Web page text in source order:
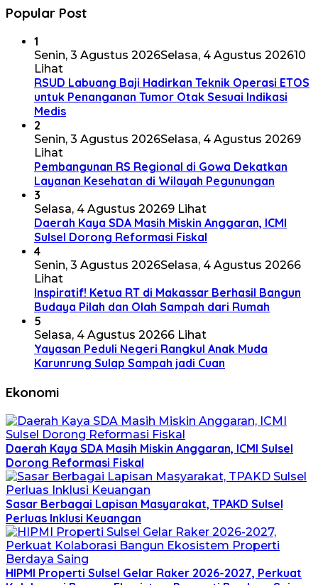
Popular Post
1
Senin, 3 Agustus 2026Selasa, 4 Agustus 202610
Lihat
RSUD Labuang Baji Hadirkan Teknik Operasi ETOS
untuk Penanganan Tumor Otak Sesuai Indikasi
Medis
2
Senin, 3 Agustus 2026Selasa, 4 Agustus 20269
Lihat
Pembangunan RS Regional di Gowa Dekatkan
Layanan Kesehatan di Wilayah Pegunungan
3
Selasa, 4 Agustus 20269 Lihat
Daerah Kaya SDA Masih Miskin Anggaran, ICMI
Sulsel Dorong Reformasi Fiskal
4
Senin, 3 Agustus 2026Selasa, 4 Agustus 20266
Lihat
Inspiratif! Ketua RT di Makassar Berhasil Bangun
Budaya Pilah dan Olah Sampah dari Rumah
5
Selasa, 4 Agustus 20266 Lihat
Yayasan Peduli Negeri Rangkul Anak Muda
Karunrung Sulap Sampah jadi Cuan
Ekonomi
Daerah Kaya SDA Masih Miskin Anggaran, ICMI Sulsel
Dorong Reformasi Fiskal
Sasar Berbagai Lapisan Masyarakat, TPAKD Sulsel
Perluas Inklusi Keuangan
HIPMI Properti Sulsel Gelar Raker 2026-2027, Perkuat